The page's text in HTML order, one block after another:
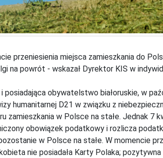
przeniesienia miejsca zamieszkania do
na powrót - wskazał Dyrektor KIS w
posiadająca obywatelstwo białoruskie, w
humanitarnej D21 w związku z
zamieszkania w Polsce na stałe. Jednak 7
obowiązek podatkowy i rozlicza
w Polsce na stałe. W momencie
nie posiadała Karty Polaka;